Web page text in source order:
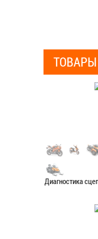
ТОВАРЫ
Диагностика